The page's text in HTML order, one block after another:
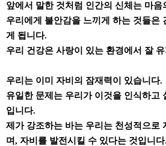
앞에서 말한 것처럼 인간의 신체는 마음
우리에게 불안감을 느끼게 하는 것들은
게 됩니다.
우리 건강은 사랑이 있는 환경에서 잘
우리는 이미 자비의 잠재력이 있습니다.
유일한 문제는 우리가 이것을 인식하고
입니다.
제가 강조하는 바는 우리는 천성적으로
며, 자비를 발전시킬 수 있다는 것입니다.